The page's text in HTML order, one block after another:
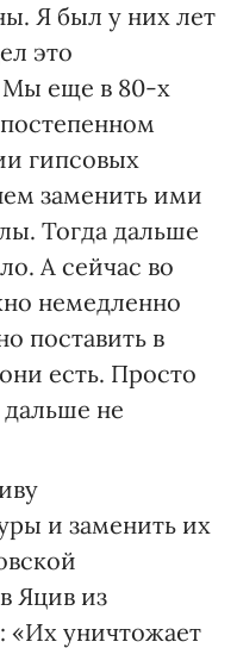
Я был у них лет
это
Мы еще в 80-х
гипсовых
заменить ими
Тогда дальше
А сейчас во
немедленно
поставить в
есть. Просто
не
и заменить их
Яцив из
«Их уничтожает